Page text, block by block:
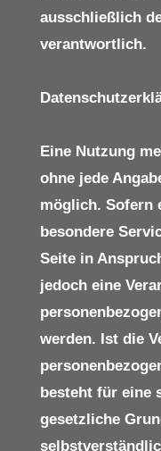
ausschließlich
verantwortlich.
Eine Nutzung
ohne jede
möglich. Sofern
besondere
Seite in
jedoch eine
werden. Ist die
besteht für eine
gesetzliche